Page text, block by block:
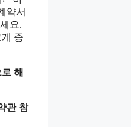
약서
요.
증
해
관 참